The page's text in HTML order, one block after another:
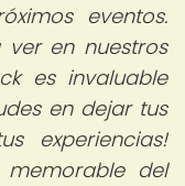
eventos.
en nuestros
es invaluable
en dejar tus
experiencias!
del